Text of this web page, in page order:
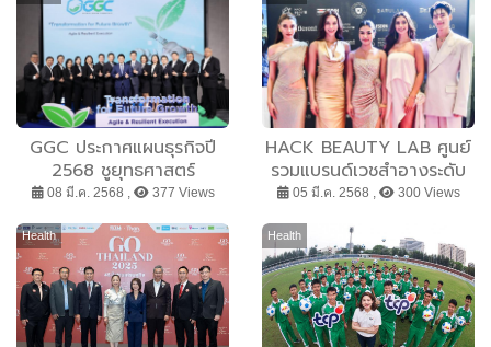
GGC ประกาศแผนธุรกิจปี
2568 ชูยุทธศาสตร์
Transformation for
Future Growth ปรับ 3
กลุ่มธุรกิจ เป้าหมาย
EBITDA 2 เท่า ปี 2030
สร้างโอกาสเติบโตอย่าง
มั่นคงและยั่งยืน
08 มี.ค. 2568 , 377 Views
HACK BEAUTY LAB ศูนย์
รวมแบรนด์เวชสำอางระดับ
โลก จัดงาน ”HACK Your
LOOK Unlock Your
BEAUTY” ปลดล็อกทุก
สไตล์ ด้วยความมั่นใจในแบบ
คุณ
05 มี.ค. 2568 , 300 Views
Health Health